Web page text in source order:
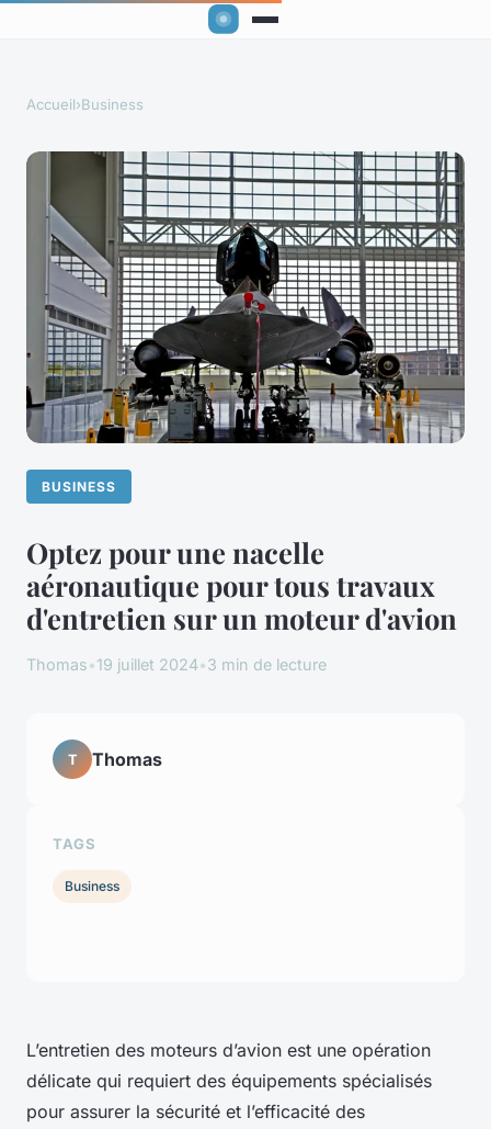
Accueil›Business
BUSINESS
Optez pour une nacelle
aéronautique pour tous travaux
d'entretien sur un moteur d'avion
Thomas•19 juillet 2024•3 min de lecture
L’entretien des moteurs d’avion est une opération
délicate qui requiert des équipements spécialisés
pour assurer la sécurité et l’efficacité des
T Thomas
TAGS
Business